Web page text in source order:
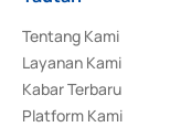
Tentang Kami
Layanan Kami
Kabar Terbaru
Platform Kami